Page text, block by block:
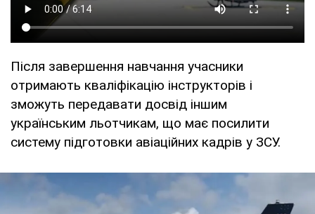
Після завершення навчання учасники
отримають кваліфікацію інструкторів і
зможуть передавати досвід іншим
українським льотчикам, що має посилити
систему підготовки авіаційних кадрів у ЗСУ.